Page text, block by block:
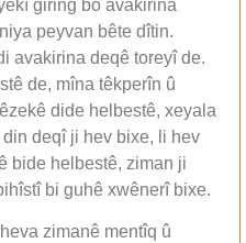
giring bo avakirina
peyvan bête dîtin.
avakirina deqê toreyî de.
de, mîna têkperîn û
dide helbestê, xeyala
deqî ji hev bixe, li hev
bide helbestê, ziman ji
bi guhê xwênerî bixe.
zimanê mentîq û